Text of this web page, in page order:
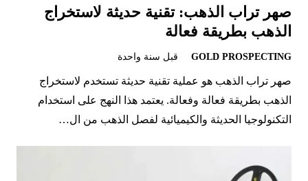
صهر تراب الذهب: تقنية حديثة لاستخراج
الذهب بطريقة فعالة
GOLD PROSPECTING قبل سنة واحدة
صهر تراب الذهب هو عملية تقنية حديثة تستخدم لاستخراج
الذهب بطريقة فعالة وفعالة. يعتمد هذا النهج على استخدام
التكنولوجيا الحديثة والكيميائية لفصل الذهب من ال…